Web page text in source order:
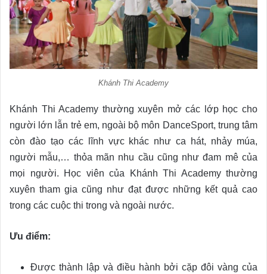
Khánh Thi Academy
Khánh Thi Academy thường xuyên mở các lớp học cho
người lớn lẫn trẻ em, ngoài bộ môn DanceSport, trung tâm
còn đào tạo các lĩnh vực khác như ca hát, nhảy múa,
người mẫu,… thỏa mãn nhu cầu cũng như đam mê của
mọi người. Học viên của Khánh Thi Academy thường
xuyên tham gia cũng như đạt được những kết quả cao
trong các cuộc thi trong và ngoài nước.
Ưu điểm:
Được thành lập và điều hành bởi cặp đôi vàng của